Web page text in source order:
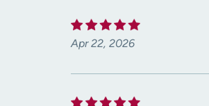
Apr 22, 2026